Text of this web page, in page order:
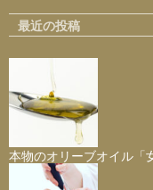
最近の投稿
本物のオリーブオイル「